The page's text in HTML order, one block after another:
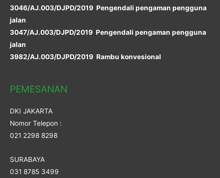
3046/AJ.003/DJPD/2019 Pengendali pengaman pengguna
jalan
3047/AJ.003/DJPD/2019 Pengendali pengaman pengguna
jalan
3982/AJ.003/DJPD/2019 Rambu konvesional
PEMESANAN
DKI JAKARTA
Nomor Telepon :
021 2298 8298
SURABAYA
031 8785 3499